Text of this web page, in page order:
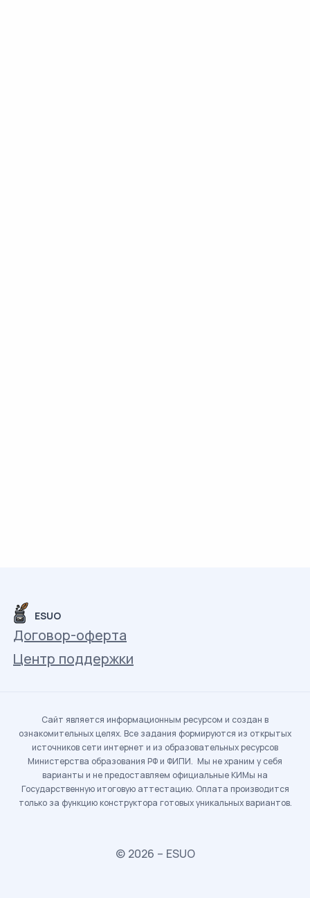
ESUO
Договор-оферта
Центр поддержки
Сайт является информационным ресурсом и создан в
ознакомительных целях. Все задания формируются из открытых
источников сети интернет и из образовательных ресурсов
Министерства образования РФ и ФИПИ. Мы не храним у себя
варианты и не предоставляем официальные КИМы на
Государственную итоговую аттестацию. Оплата производится
только за функцию конструктора готовых уникальных вариантов.
© 2026 – ESUO